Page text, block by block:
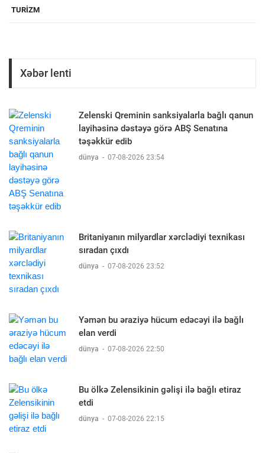
TURIZM
Xəbər lenti
Zelenski Qreminin sanksiyalarla bağlı qanun
layihəsinə dəstəyə görə ABŞ Senatına
təşəkkür edib
dünya - 07-08-2026 23:54
Britaniyanın milyardlar xərclədiyi texnikası
sıradan çıxdı
dünya - 07-08-2026 23:52
Yəmən bu əraziyə hücum edəcəyi ilə bağlı
elan verdi
dünya - 07-08-2026 22:50
Bu ölkə Zelensikinin gəlişi ilə bağlı etiraz
etdi
dünya - 07-08-2026 22:15